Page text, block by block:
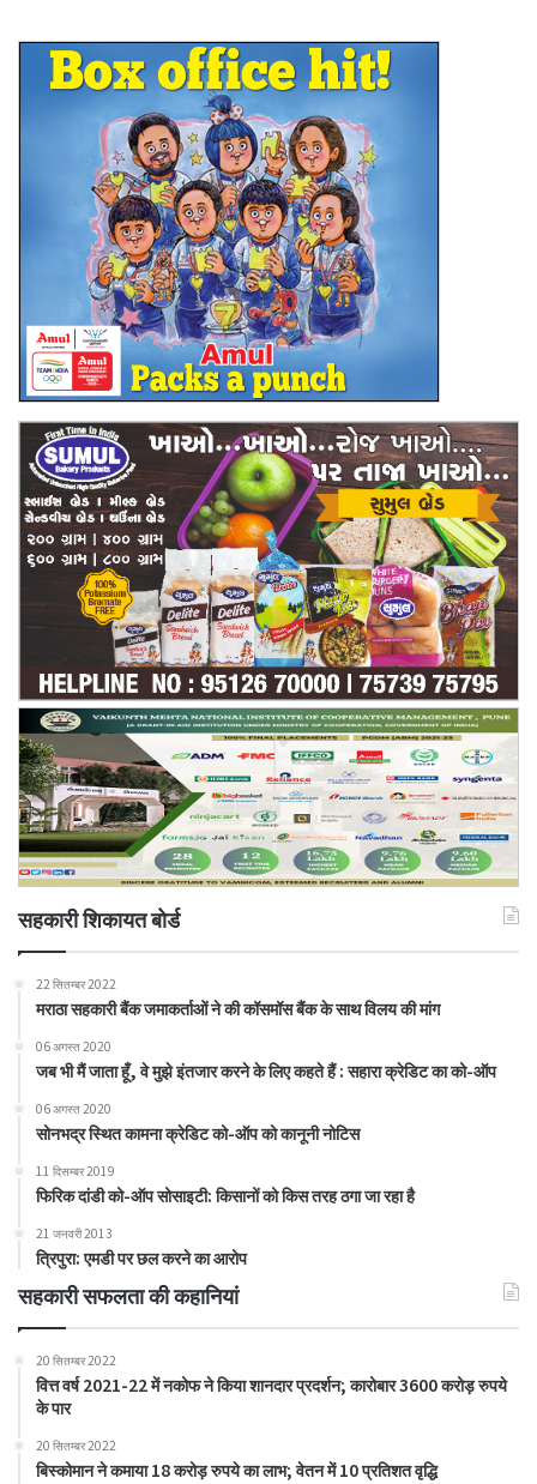
सहकारी शिकायत बोर्ड
22 सितम्बर 2022
मराठा सहकारी बैंक जमाकर्ताओं ने की कॉसमॉस बैंक के साथ विलय की मांग
06 अगस्त 2020
जब भी मैं जाता हूँ, वे मुझे इंतजार करने के लिए कहते हैं : सहारा क्रेडिट का को-ऑप
06 अगस्त 2020
सोनभद्र स्थित कामना क्रेडिट को-ऑप को कानूनी नोटिस
11 दिसम्बर 2019
फिरिक दांडी को-ऑप सोसाइटी: किसानों को किस तरह ठगा जा रहा है
21 जनवरी 2013
त्रिपुरा: एमडी पर छल करने का आरोप
सहकारी सफलता की कहानियां
20 सितम्बर 2022
वित्त वर्ष 2021-22 में नकोफ ने किया शानदार प्रदर्शन; कारोबार 3600 करोड़ रुपये
के पार
20 सितम्बर 2022
बिस्कोमान ने कमाया 18 करोड़ रुपये का लाभ; वेतन में 10 प्रतिशत वृद्धि